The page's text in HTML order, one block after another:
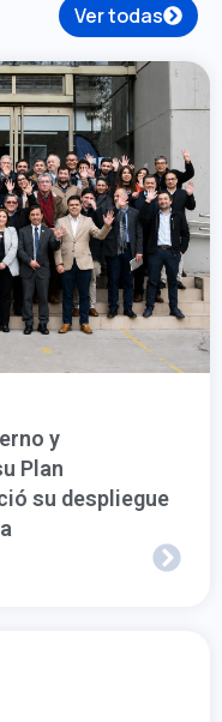
Ver todas
y
Plan
su despliegue